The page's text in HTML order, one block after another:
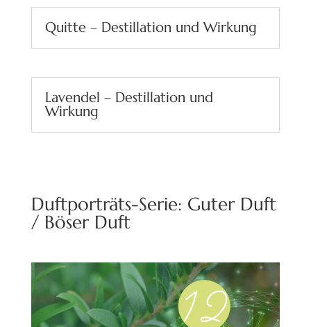
Quitte – Destillation und Wirkung
Lavendel – Destillation und
Wirkung
Duftporträts-Serie: Guter Duft
/ Böser Duft